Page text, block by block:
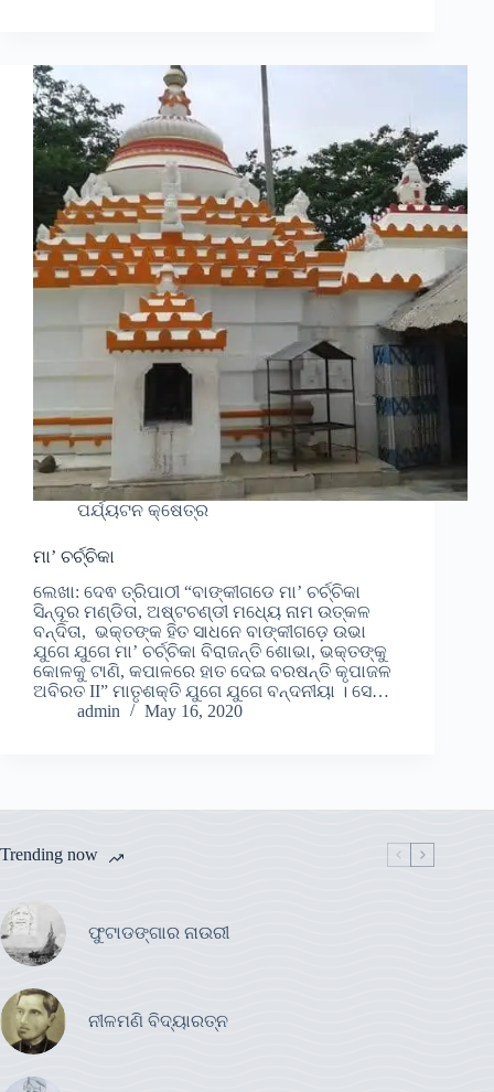
ପର୍ଯ୍ୟଟନ କ୍ଷେତ୍ର
ମା’ ଚର୍ଚ୍ଚିକା
ଲେଖା: ଦେଵ ତ୍ରିପାଠୀ “ବାଙ୍କୀଗଡେ ମା’ ଚର୍ଚ୍ଚିକା
ସିନ୍ଦୂର ମଣ୍ଡିତା, ଅଷ୍ଟଚଣ୍ଡୀ ମଧ୍ୟେ ନାମ ଉତ୍କଳ
ବନ୍ଦିତା, ଭକ୍ତଙ୍କ ହିତ ସାଧନେ ବାଙ୍କୀଗଡ଼େ ଉଭା
ଯୁଗେ ଯୁଗେ ମା’ ଚର୍ଚ୍ଚିକା ବିରାଜନ୍ତି ଶୋଭା, ଭକ୍ତଙ୍କୁ
କୋଳକୁ ଟାଣି, କପାଳରେ ହାତ ଦେଇ ବରଷନ୍ତି କୃପାଜଳ
ଅବିରତ II” ମାତୃଶକ୍ତି ଯୁଗେ ଯୁଗେ ବନ୍ଦନୀୟା । ସେ…
admin
May 16, 2020
Trending now
ଫୁଟାଡଙ୍ଗାର ନାଉରୀ
ନୀଳମଣି ବିଦ୍ୟାରତ୍ନ